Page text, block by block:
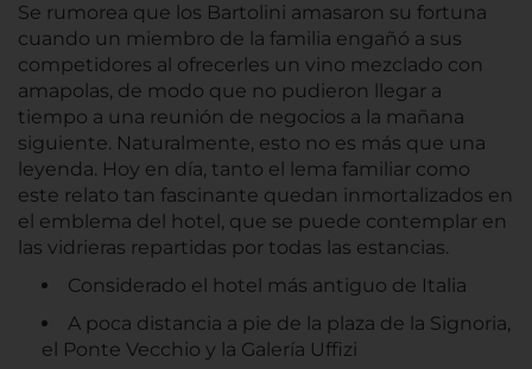
Se rumorea que los Bartolini amasaron su fortuna
cuando un miembro de la familia engañó a sus
competidores al ofrecerles un vino mezclado con
amapolas, de modo que no pudieron llegar a
tiempo a una reunión de negocios a la mañana
siguiente. Naturalmente, esto no es más que una
leyenda. Hoy en día, tanto el lema familiar como
este relato tan fascinante quedan inmortalizados en
el emblema del hotel, que se puede contemplar en
las vidrieras repartidas por todas las estancias.
Considerado el hotel más antiguo de Italia
A poca distancia a pie de la plaza de la Signoria,
el Ponte Vecchio y la Galería Uffizi